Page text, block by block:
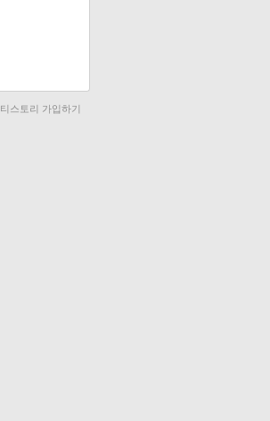
티스토리 가입하기